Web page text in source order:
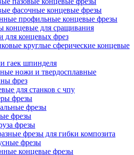
фасочные концевые фрезы
профильные концевые фрезы
концевые для сращивания
для концевых фрез
круглые сферические концевые
гаек шпинделя
ножи и твердосплавные
фрез
для станков с чпу
фрезы
фрезы
фрезы
фрезы
фрезы для гибки композита
фрезы
концевые фрезы